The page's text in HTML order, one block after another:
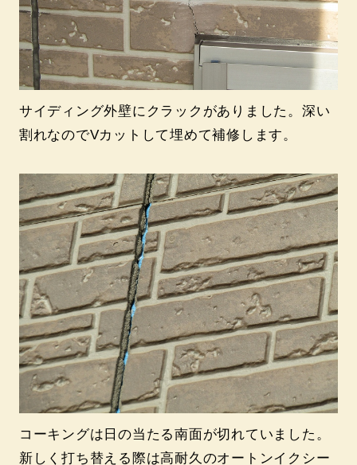
サイディング外壁にクラックがありました。深い
割れなのでVカットして埋めて補修します。
コーキングは日の当たる南面が切れていました。
新しく打ち替える際は高耐久のオートンイクシー